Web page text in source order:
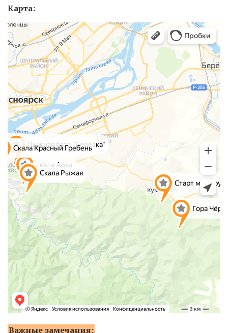
Карта:
Важные замечания: